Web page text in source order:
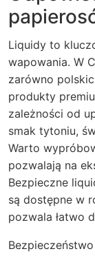
Liquidy to
wapowania. W
zarówno
produkty
zależności od
smak tytoniu,
Warto
pozwalają na
Bezpieczne
są dostępne w
pozwala łatwo